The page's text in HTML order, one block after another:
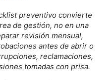
preventivo convierte
de gestión, no en una
revisión mensual,
antes de abrir o
reclamaciones,
tomadas con prisa.